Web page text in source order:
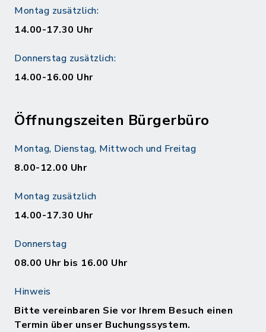
Montag zusätzlich:
14.00-17.30 Uhr
Donnerstag zusätzlich:
14.00-16.00 Uhr
Öffnungszeiten Bürgerbüro
Montag, Dienstag, Mittwoch und Freitag
8.00-12.00 Uhr
Montag zusätzlich
14.00-17.30 Uhr
Donnerstag
08.00 Uhr bis 16.00 Uhr
Hinweis
Bitte vereinbaren Sie vor Ihrem Besuch einen
Termin über unser Buchungssystem.